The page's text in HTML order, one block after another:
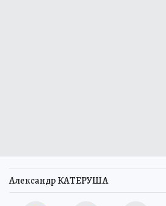
Александр КАТЕРУША